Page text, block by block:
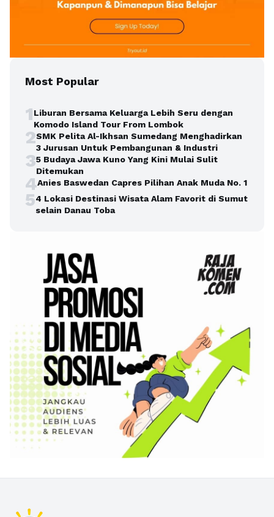
Most Popular
1Liburan Bersama Keluarga Lebih Seru dengan
Komodo Island Tour From Lombok
2SMK Pelita Al-Ikhsan Sumedang Menghadirkan
3 Jurusan Untuk Pembangunan & Industri
35 Budaya Jawa Kuno Yang Kini Mulai Sulit
Ditemukan
4Anies Baswedan Capres Pilihan Anak Muda No. 1
54 Lokasi Destinasi Wisata Alam Favorit di Sumut
selain Danau Toba